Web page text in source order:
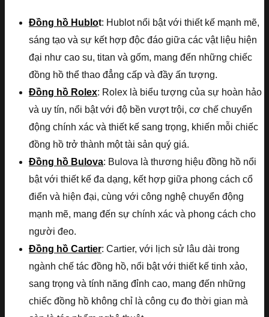
Đồng hồ Hublot: Hublot nổi bật với thiết kế mạnh mẽ,
sáng tạo và sự kết hợp độc đáo giữa các vật liệu hiện
đại như cao su, titan và gốm, mang đến những chiếc
đồng hồ thể thao đẳng cấp và đầy ấn tượng.
Đồng hồ Rolex: Rolex là biểu tượng của sự hoàn hảo
và uy tín, nổi bật với độ bền vượt trội, cơ chế chuyển
động chính xác và thiết kế sang trọng, khiến mỗi chiếc
đồng hồ trở thành một tài sản quý giá.
Đồng hồ Bulova: Bulova là thương hiệu đồng hồ nổi
bật với thiết kế đa dạng, kết hợp giữa phong cách cổ
điển và hiện đại, cùng với công nghệ chuyển động
mạnh mẽ, mang đến sự chính xác và phong cách cho
người đeo.
Đồng hồ Cartier: Cartier, với lịch sử lâu dài trong
ngành chế tác đồng hồ, nổi bật với thiết kế tinh xảo,
sang trọng và tính năng đỉnh cao, mang đến những
chiếc đồng hồ không chỉ là công cụ đo thời gian mà